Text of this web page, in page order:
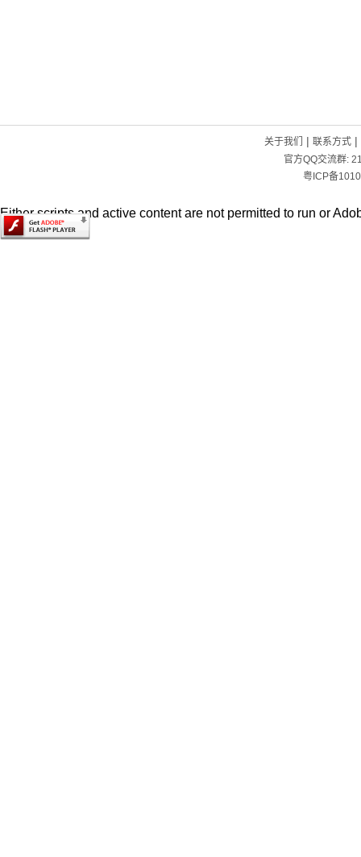
关于我们 | 联系方式|
官方QQ交流群:
粤ICP备
Either scripts and active content are not permitted to run or